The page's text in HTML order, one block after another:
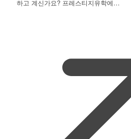
하고 계신가요? 프레스티지유학에…